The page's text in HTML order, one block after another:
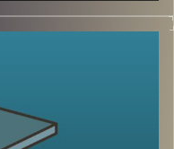
ביום שלישי הבא בשעות
מטעם המכון למדיניות
לדבר על הכנס ולהעלות
חשיבה מעמיקה בתחומים